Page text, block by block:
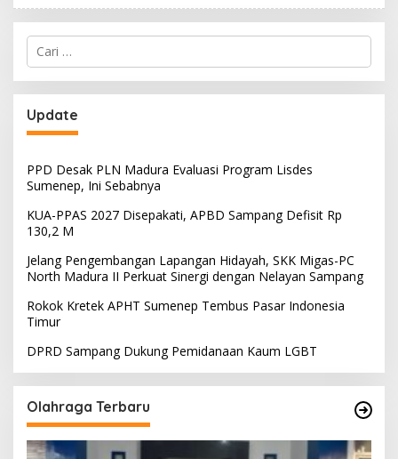
Cari
untuk:
Update
PPD Desak PLN Madura Evaluasi Program Lisdes
Sumenep, Ini Sebabnya
KUA-PPAS 2027 Disepakati, APBD Sampang Defisit Rp
130,2 M
Jelang Pengembangan Lapangan Hidayah, SKK Migas-PC
North Madura II Perkuat Sinergi dengan Nelayan Sampang
Rokok Kretek APHT Sumenep Tembus Pasar Indonesia
Timur
DPRD Sampang Dukung Pemidanaan Kaum LGBT
Olahraga Terbaru